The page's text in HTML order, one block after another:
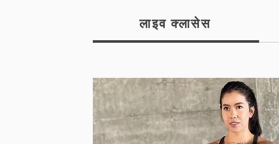
लाइव क्लासेस